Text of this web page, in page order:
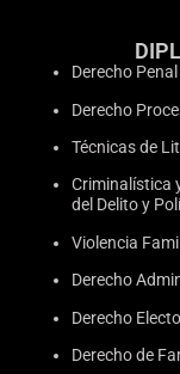
Derecho Penal
Derecho
Técnicas de
Criminalística
del Delito y
Violencia
Derecho
Derecho
Derecho de